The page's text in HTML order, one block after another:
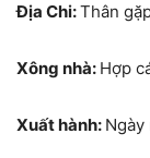
Địa Chi:Thân
Xông nhà: Hợp
Xuất hành: